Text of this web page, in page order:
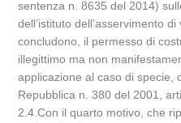
sentenza n. 8635 del 2014)
dell’istituto dell’asservimento
concludono, il permesso di
illegittimo ma non
applicazione al caso di specie,
Repubblica n. 380 del 2001,
2.4.Con il quarto motivo, che